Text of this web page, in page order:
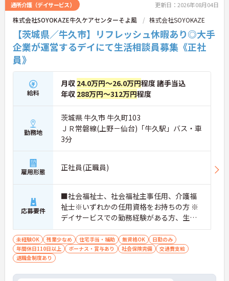
通所介護（デイサービス） 更新日：2026年08月04日
株式会社SOYOKAZE牛久ケアセンターそよ風 株式会社SOYOKAZE
【茨城県／牛久市】リフレッシュ休暇あり◎大手
企業が運営するデイにて生活相談員募集《正社
員》
給料
月収 24.0万円～26.0万円程度 諸手当込
年収 288万円～312万円程度
勤務地
茨城県 牛久市 牛久町103
ＪＲ常磐線(上野－仙台)「牛久駅」バス・車
3分
雇用形態 正社員(正職員)
応募要件
■社会福祉士、社会福祉主事任用、介護福
祉士※いずれかの任用資格をお持ちの方 ※
デイサービスでの勤務経験がある方、生活
相談員の実務経験がある方歓迎
未経験OK 残業少なめ 住宅手当・補助 無資格OK
日勤のみ
年間休日110日以上
ボーナス・賞与あり 社会保険完備
交通費支給
退職金制度あり